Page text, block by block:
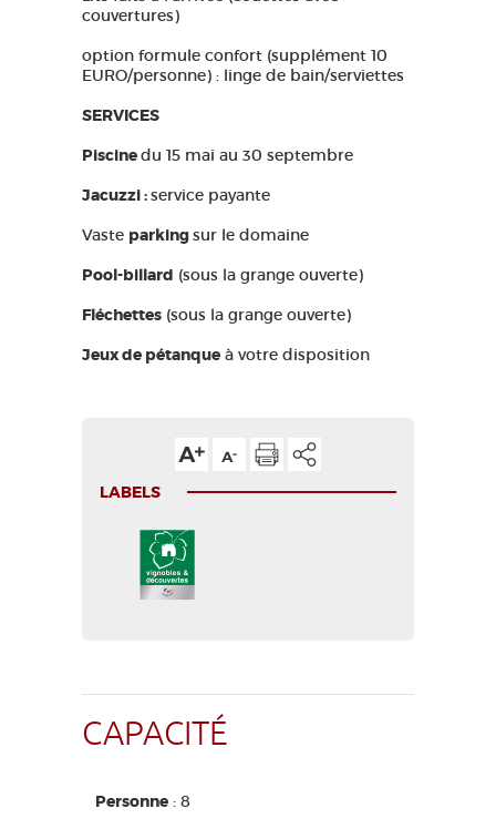
couvertures)
option formule confort (supplément 10
EURO/personne) : linge de bain/serviettes
SERVICES
Piscinedu 15 mai au 30 septembre
Jacuzzi :service payante
Vaste parkingsur le domaine
Pool-billard (sous la grange ouverte)
Fléchettes (sous la grange ouverte)
Jeux de pétanque à votre disposition
LABELS
CAPACITÉ
Personne : 8